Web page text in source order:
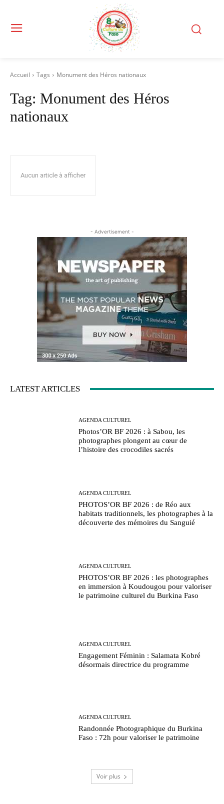
Accueil Tags Monument des Héros nationaux
Tag: Monument des Héros
nationaux
Aucun article à afficher
- Advertisement -
LATEST ARTICLES
AGENDA CULTUREL
Photos’OR BF 2026 : à Sabou, les
photographes plongent au cœur de
l’histoire des crocodiles sacrés
AGENDA CULTUREL
PHOTOS’OR BF 2026 : de Réo aux
habitats traditionnels, les photographes à la
découverte des mémoires du Sanguié
AGENDA CULTUREL
PHOTOS’OR BF 2026 : les photographes
en immersion à Koudougou pour valoriser
le patrimoine culturel du Burkina Faso
AGENDA CULTUREL
Engagement Féminin : Salamata Kobré
désormais directrice du programme
AGENDA CULTUREL
Randonnée Photographique du Burkina
Faso : 72h pour valoriser le patrimoine
Voir plus